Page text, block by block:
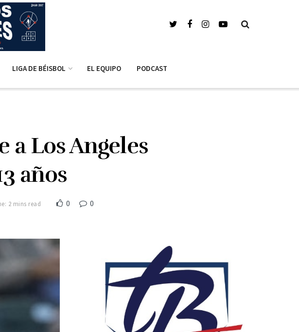
LIGA DE BÉISBOL EL EQUIPO PODCAST
a Los Angeles
años
2 mins read 0 0